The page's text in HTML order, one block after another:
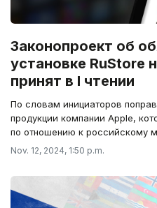
Законопроект об
установке RuStore
принят в I чтении
По словам инициаторов
продукции компании Apple,
по отношению к российскому
Nov. 12, 2024, 1:50 p.m.